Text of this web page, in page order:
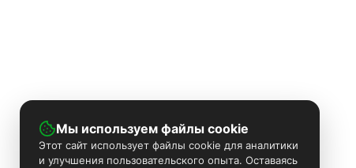
Мы используем файлы cookie
Этот сайт использует файлы cookie для аналитики
и улучшения пользовательского опыта. Оставаясь